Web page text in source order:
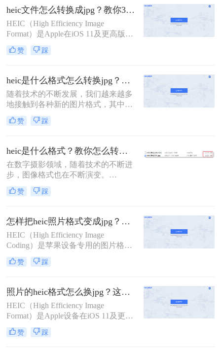
压缩。然而，由于HEIC格式的兼容性
相对较差，许多非Apple设备可能无
法直接打开或编辑这种格式的图片。
因此，将HEIC文件转换成JPG格式成
为了一个常见的需求。那么HEIC文件
怎么转换成JPG呢？本文将介绍四种
heic文件怎么转换成jpg？教你3招快速转换！
HEIC（High Efficiency Image
Format）是Apple在iOS 11及更高版本
中引入的一种新型图像格式，它通过
HEVC（High Efficiency Video
缩，具有更高的压缩比和更好的图像
质量。然而，由于HEIC格式的兼容性
较差，特别是在Windows和Android平
台上
赞 踩
heic是什么格式怎么转换jpg？来看看这几种方法吧！
随着技术的不断发展，我们越来越多
地接触到各种新的图片格式，其中
HEIC格式就是近年来逐渐流行起来的
一种。然而，由于这种格式的特殊
接支持。那么heic是什么格式怎么转
换jpg呢？本文将介绍四种将HEIC文
件转换为JPG格式的方法，帮助您轻
松实现这一目标。
赞 踩
heic是什么格式？教你怎么转换成jpg方法！
在数字摄影领域，随着技术的不断进
步，图像格式也在不断演变。
HEIC（High Efficiency Image
Container），即高效图像容器格式，
物。它作为苹果公司在iOS 11及后续
版本中引入的默认图像格式，旨在通
过更高效的压缩算法来节省存储空
间，同时保持图像的高品质。
赞 踩
怎样把heic照片格式变成jpg？分享2种实用方法！
HEIC（High Efficiency Image
Coding）是苹果设备专用的图片格
式，具有高效压缩率和良好的图像质
量。然而，由于该格式主要在苹果设
果设备用户可能会遇到无法直接打开
或编辑HEIC图片的问题。那么怎样把
heic照片格式变成jpg呢？本文将介绍
两种将HEIC照片格式转换成JPG的方
法。
赞 踩
照片的heic格式怎么换jpg？这二种方法轻松转换！
HEIC（High Efficiency Image
Format）是Apple设备在iOS 11及更高
版本中引入的一种新型图像格式，旨
在通过HEVC（High Efficiency Video
赞 踩